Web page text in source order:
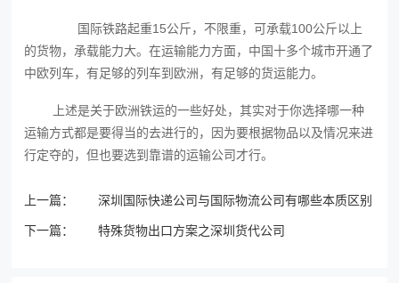
国际铁路起重15公斤，不限重，可承载100公斤以上
的货物，承载能力大。在运输能力方面，中国十多个城市开通了
中欧列车，有足够的列车到欧洲，有足够的货运能力。
上述是关于欧洲铁运‍的一些好处，其实对于你选择哪一种
运输方式都是要得当的去进行的，因为要根据物品以及情况来进
行定夺的，但也要选到靠谱的运输公司才行。
上一篇： 深圳国际快递公司与国际物流公司有哪些本质区别
下一篇： 特殊货物出口方案之深圳货代公司‍